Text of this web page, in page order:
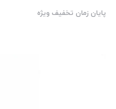
پایان زمان تخفیف ویژه